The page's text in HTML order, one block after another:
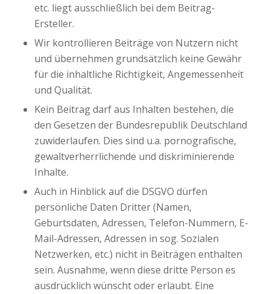
etc. liegt ausschließlich bei dem Beitrag-
Ersteller.
Wir kontrollieren Beiträge von Nutzern nicht
und übernehmen grundsätzlich keine Gewähr
für die inhaltliche Richtigkeit, Angemessenheit
und Qualität.
Kein Beitrag darf aus Inhalten bestehen, die
den Gesetzen der Bundesrepublik Deutschland
zuwiderlaufen. Dies sind u.a. pornografische,
gewaltverherrlichende und diskriminierende
Inhalte.
Auch in Hinblick auf die DSGVO dürfen
persönliche Daten Dritter (Namen,
Geburtsdaten, Adressen, Telefon-Nummern, E-
Mail-Adressen, Adressen in sog. Sozialen
Netzwerken, etc.) nicht in Beiträgen enthalten
sein. Ausnahme, wenn diese dritte Person es
ausdrücklich wünscht oder erlaubt. Eine